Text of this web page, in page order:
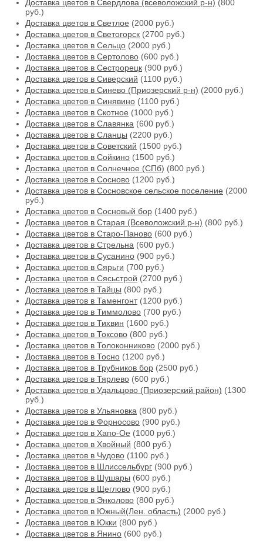
Доставка цветов в Свердлова (всеволожский р-н) (800
руб.)
Доставка цветов в Светлое (2000 руб.)
Доставка цветов в Светогорск (2700 руб.)
Доставка цветов в Сельцо (2000 руб.)
Доставка цветов в Сертолово (600 руб.)
Доставка цветов в Сестрорецк (900 руб.)
Доставка цветов в Сиверский (1100 руб.)
Доставка цветов в Синево (Приозерский р-н) (2000 руб.)
Доставка цветов в Синявино (1100 руб.)
Доставка цветов в Скотное (1000 руб.)
Доставка цветов в Славянка (600 руб.)
Доставка цветов в Сланцы (2200 руб.)
Доставка цветов в Советский (1500 руб.)
Доставка цветов в Сойкино (1500 руб.)
Доставка цветов в Солнечное (СПб) (800 руб.)
Доставка цветов в Сосново (1200 руб.)
Доставка цветов в Сосновское сельское поселение (2000
руб.)
Доставка цветов в Сосновый бор (1400 руб.)
Доставка цветов в Старая (Всеволожский р-н) (800 руб.)
Доставка цветов в Старо-Паново (600 руб.)
Доставка цветов в Стрельна (600 руб.)
Доставка цветов в Сусанино (900 руб.)
Доставка цветов в Сярьги (700 руб.)
Доставка цветов в Сясьстрой (2700 руб.)
Доставка цветов в Тайцы (800 руб.)
Доставка цветов в Таменгонт(1200 руб.)
Доставка цветов в Тиммолово (700 руб.)
Доставка цветов в Тихвин (1600 руб.)
Доставка цветов в Токсово (800 руб.)
Доставка цветов в Толоконниково (2000 руб.)
Доставка цветов в Тосно (1200 руб.)
Доставка цветов в Трубников бор (2500 руб.)
Доставка цветов в Тярлево (600 руб.)
Доставка цветов в Удальцово (Приозерский район) (1300
руб.)
Доставка цветов в Ульяновка (800 руб.)
Доставка цветов в Форносово (900 руб.)
Доставка цветов в Хапо-Ое (1000 руб.)
Доставка цветов в Хвойный (800 руб.)
Доставка цветов в Чудово (1100 руб.)
Доставка цветов в Шлиссельбург (900 руб.)
Доставка цветов в Шушары (600 руб.)
Доставка цветов в Щеглово (900 руб.)
Доставка цветов в Энколово (800 руб.)
Доставка цветов в Южный(Лен. область) (2000 руб.)
Доставка цветов в Юкки (800 руб.)
Доставка цветов в Янино (600 руб.)